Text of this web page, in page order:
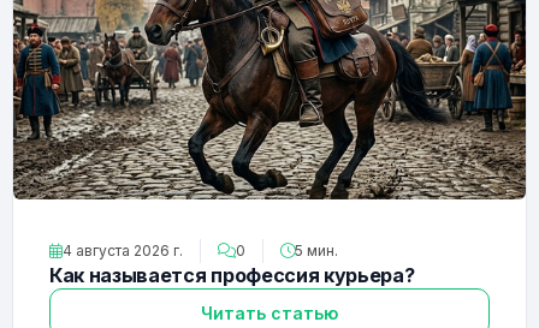
4 августа 2026 г. 0 5 мин.
Как называется профессия курьера?
Читать статью